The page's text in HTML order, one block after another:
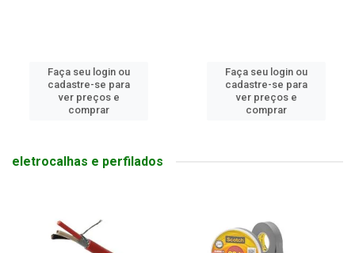
Faça seu login ou
cadastre-se para
ver preços e
comprar
Faça seu login ou
cadastre-se para
ver preços e
comprar
eletrocalhas e perfilados